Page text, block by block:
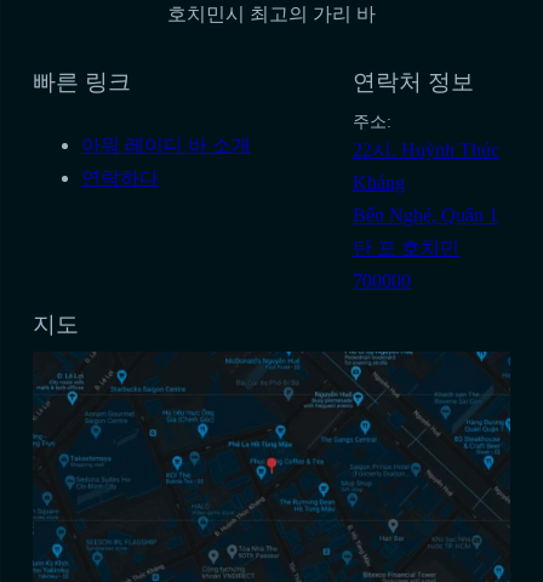
호치민시 최고의 가리 바
빠른 링크
아워 레이디 바 소개
연락하다
연락처 정보
주소:
22시. Huỳnh Thúc
Kháng
Bến Nghé, Quận 1
탄 포 호치민
700000
지도